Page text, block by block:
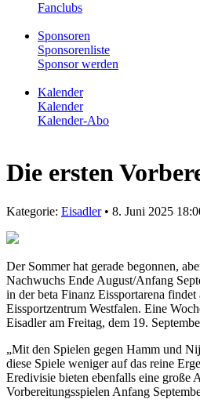
Fanclubs
Sponsoren
Sponsorenliste
Sponsor werden
Kalender
Kalender
Kalender-Abo
Die ersten
Kategorie: Eisadler• 8. Juni 2025
Der Sommer hat gerade begonnen,
Nachwuchs Ende August/Anfang
in der beta Finanz Eissportarena
Eissportzentrum Westfalen. Eine
Eisadler am Freitag, dem 19.
„Mit den Spielen gegen Hamm und
diese Spiele weniger auf das reine
Eredivisie bieten ebenfalls eine große
Vorbereitungsspielen Anfang